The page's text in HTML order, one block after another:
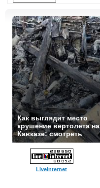
Как выглядит место
крушение вертолета на
Кавказе: смотреть
LiveInternet